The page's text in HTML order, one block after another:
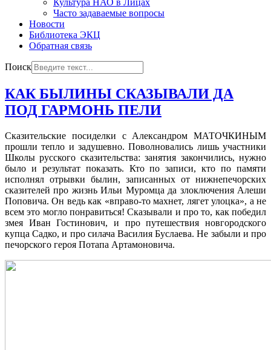
Культура НАО в Лицах
Часто задаваемые вопросы
Новости
Библиотека ЭКЦ
Обратная связь
Поиск
КАК БЫЛИНЫ СКАЗЫВАЛИ ДА
ПОД ГАРМОНЬ ПЕЛИ
Сказительские посиделки с Александром МАТОЧКИНЫМ
прошли тепло и задушевно. Поволновались лишь участники
Школы русского сказительства: занятия закончились, нужно
было и результат показать. Кто по записи, кто по памяти
исполнял отрывки былин, записанных от нижнепечорских
сказителей про жизнь Ильи Муромца да злоключения Алеши
Поповича. Он ведь как «вправо-то махнет, лягет улоцка», а не
всем это могло понравиться! Сказывали и про то, как победил
змея Иван Гостинович, и про путешествия новгородского
купца Садко, и про силача Василия Буслаева. Не забыли и про
печорского героя Потапа Артамоновича.